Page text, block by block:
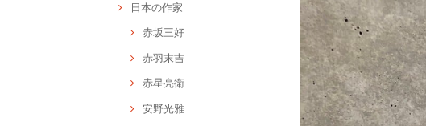
日本の作家
赤坂三好
赤羽末吉
赤星亮衛
安野光雅